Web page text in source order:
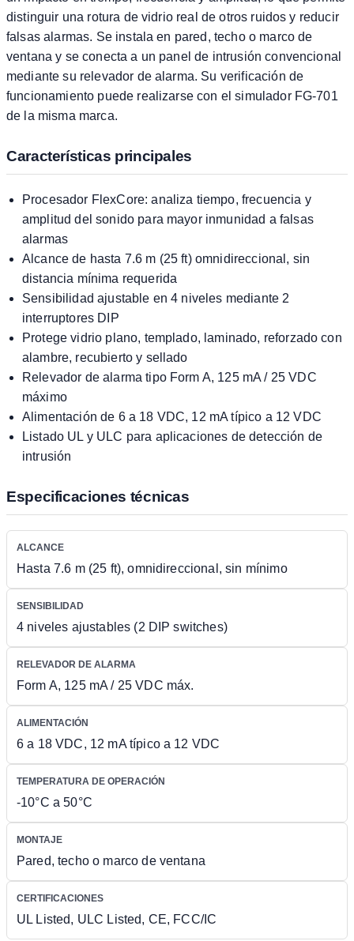
distinguir una rotura de vidrio real de otros ruidos y reducir
falsas alarmas. Se instala en pared, techo o marco de
ventana y se conecta a un panel de intrusión convencional
mediante su relevador de alarma. Su verificación de
funcionamiento puede realizarse con el simulador FG-701
de la misma marca.
Características principales
Procesador FlexCore: analiza tiempo, frecuencia y
amplitud del sonido para mayor inmunidad a falsas
alarmas
Alcance de hasta 7.6 m (25 ft) omnidireccional, sin
distancia mínima requerida
Sensibilidad ajustable en 4 niveles mediante 2
interruptores DIP
Protege vidrio plano, templado, laminado, reforzado con
alambre, recubierto y sellado
Relevador de alarma tipo Form A, 125 mA / 25 VDC
máximo
Alimentación de 6 a 18 VDC, 12 mA típico a 12 VDC
Listado UL y ULC para aplicaciones de detección de
intrusión
Especificaciones técnicas
ALCANCE
Hasta 7.6 m (25 ft), omnidireccional, sin mínimo
SENSIBILIDAD
4 niveles ajustables (2 DIP switches)
RELEVADOR DE ALARMA
Form A, 125 mA / 25 VDC máx.
ALIMENTACIÓN
6 a 18 VDC, 12 mA típico a 12 VDC
TEMPERATURA DE OPERACIÓN
-10°C a 50°C
MONTAJE
Pared, techo o marco de ventana
CERTIFICACIONES
UL Listed, ULC Listed, CE, FCC/IC